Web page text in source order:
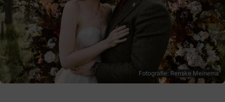
Fotografie: Renske Meinema